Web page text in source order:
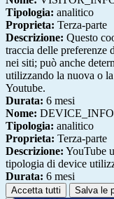
Tipologia: analitico
Proprieta: Terza-parte
Descrizione: Questo
traccia delle preferenze
nei siti; può anche
utilizzando la nuova o
Youtube.
Durata: 6 mesi
Nome: DEVICE_INFO
Tipologia: analitico
Proprieta: Terza-parte
Descrizione: YouTube
tipologia di device
Durata: 6 mesi
Accetta tutti Salva le